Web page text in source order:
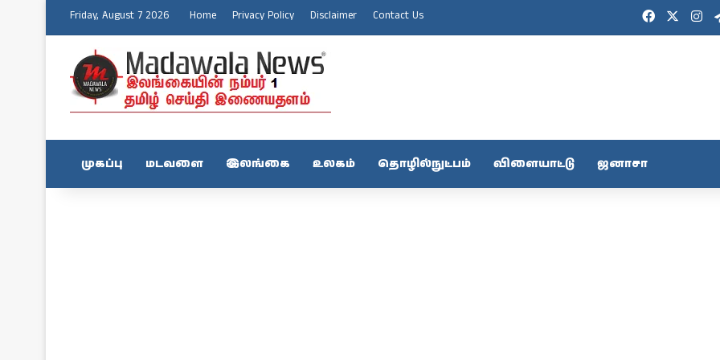
Friday, August 7 2026 Home Privacy Policy Disclaimer Contact Us Facebook
முகப்பு மடவளை இலங்கை உலகம் தொழில்நுட்பம் விளையாட்டு ஜனாசா